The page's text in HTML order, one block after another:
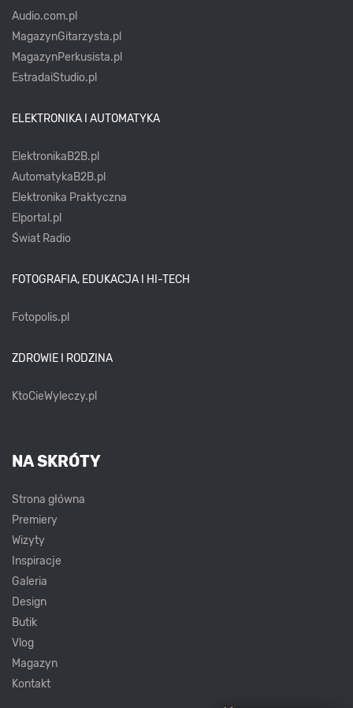
Audio.com.pl
MagazynGitarzysta.pl
MagazynPerkusista.pl
EstradaiStudio.pl
ELEKTRONIKA I AUTOMATYKA
ElektronikaB2B.pl
AutomatykaB2B.pl
Elektronika Praktyczna
Elportal.pl
Świat Radio
FOTOGRAFIA, EDUKACJA I HI-TECH
Fotopolis.pl
ZDROWIE I RODZINA
KtoCieWyleczy.pl
NA SKRÓTY
Strona główna
Premiery
Wizyty
Inspiracje
Galeria
Design
Butik
Vlog
Magazyn
Kontakt